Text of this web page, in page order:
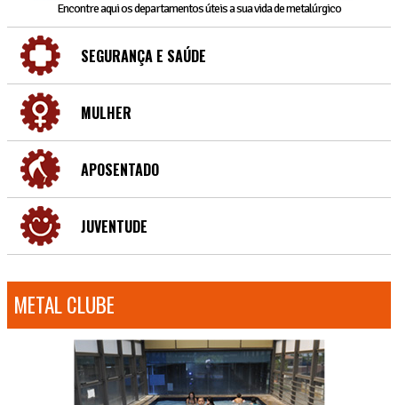
Encontre aqui os departamentos úteis a sua vida de metalúrgico
SEGURANÇA E SAÚDE
MULHER
APOSENTADO
JUVENTUDE
METAL CLUBE